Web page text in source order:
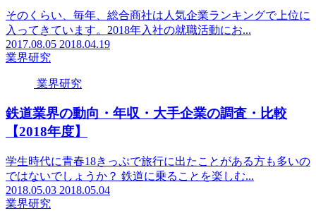
そのくらい、毎年、総合商社は人気企業ランキングで上位に
入ってきています。2018年入社の就職活動にお...
2017.08.05 2018.04.19
業界研究
業界研究
鉄道業界の動向・年収・大手企業の調査・比較
【2018年度】
学生時代に青春18きっぷで旅行に出たことがある方も多いの
ではないでしょうか？ 鉄道に乗ることを楽しむ...
2018.05.03 2018.05.04
業界研究